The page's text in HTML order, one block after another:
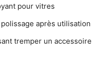
pour vitres
après utilisation
tremper un accessoire